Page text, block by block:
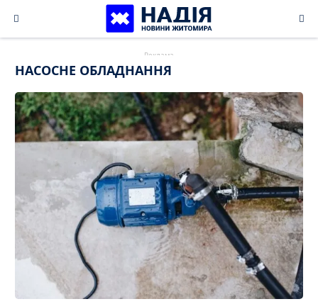
content
НАСОСНЕ ОБЛАДНАННЯ